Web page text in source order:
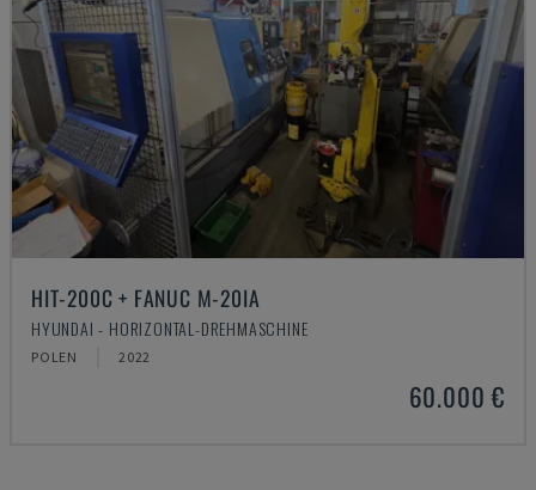
HIT-200C + FANUC M-20IA
HYUNDAI - HORIZONTAL-DREHMASCHINE
POLEN 2022
60.000 €